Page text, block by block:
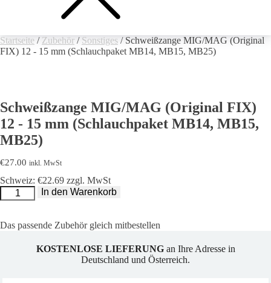
Startseite / Zubehör / Sonstiges / Schweißzange MIG/MAG (Original
FIX) 12 - 15 mm (Schlauchpaket MB14, MB15, MB25)
Schweißzange MIG/MAG (Original FIX)
12 - 15 mm (Schlauchpaket MB14, MB15,
MB25)
€27.00 inkl. MwSt
Schweiz: €22.69 zzgl. MwSt
Schweißzange
MIG/MAG
12
-
(Schlauchpaket
In den Warenkorb
Das passende Zubehör gleich mitbestellen
KOSTENLOSE LIEFERUNGan Ihre Adresse in
Deutschland und Österreich.